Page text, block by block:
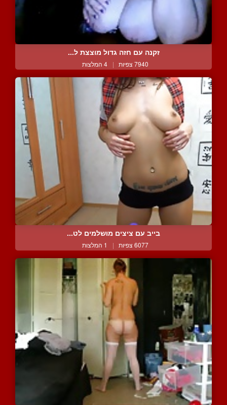
זקנה עם חזה גדול מוצצת ל...
7940 צפיות | 4 המלצות
בייב עם ציצים מושלמים לט...
6077 צפיות | 1 המלצות